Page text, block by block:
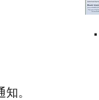
．
。